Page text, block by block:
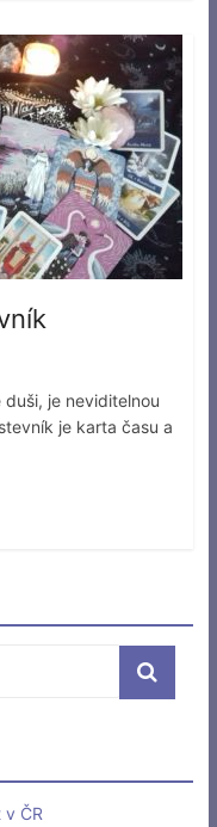
je neviditelnou
je karta času a
v ČR